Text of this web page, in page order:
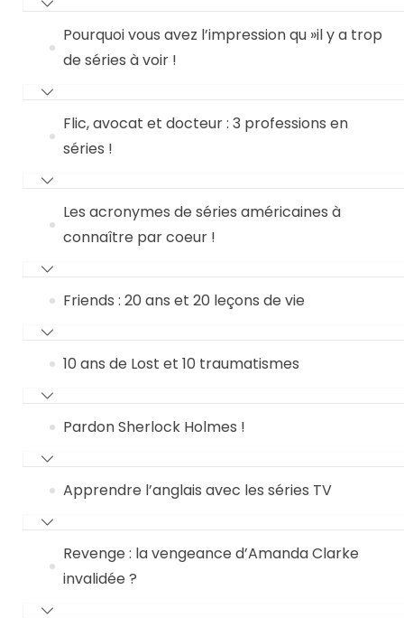
Pourquoi vous avez l’impression qu »il y a trop
de séries à voir !
Flic, avocat et docteur : 3 professions en
séries !
Les acronymes de séries américaines à
connaître par coeur !
Friends : 20 ans et 20 leçons de vie
10 ans de Lost et 10 traumatismes
Pardon Sherlock Holmes !
Apprendre l’anglais avec les séries TV
Revenge : la vengeance d’Amanda Clarke
invalidée ?